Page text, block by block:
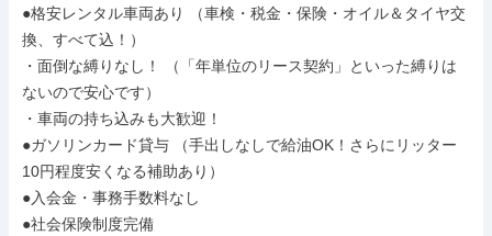
●格安レンタル車両あり （車検・税金・保険・オイル＆タイヤ交
換、すべて込！）
・面倒な縛りなし！ （「年単位のリース契約」といった縛りは
ないので安心です）
・車両の持ち込みも大歓迎！
●ガソリンカード貸与 （手出しなしで給油OK！さらにリッター
10円程度安くなる補助あり）
●入会金・事務手数料なし
●社会保険制度完備